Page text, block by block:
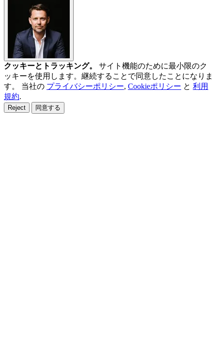
クッキーとトラッキング。
サイト機能のために最小限のク
ッキーを使用します。継続することで同意したことになりま
す。 当社の プライバシーポリシー, Cookieポリシー と 利用
規約.
Reject 同意する